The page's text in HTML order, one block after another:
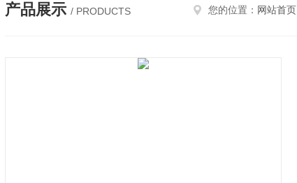
产品展示 / PRODUCTS 您的位置： 网站首页